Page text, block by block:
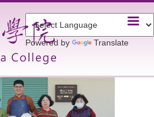
Powered by Translate